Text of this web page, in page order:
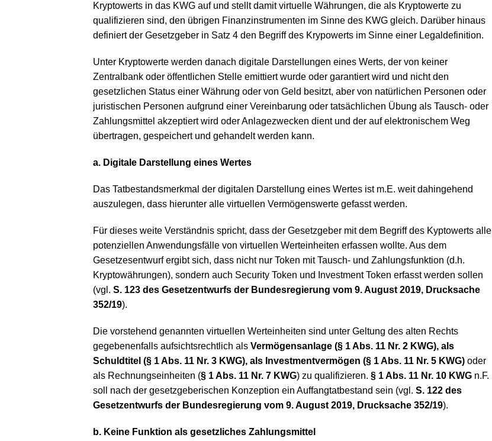
Kryptowerts in das KWG auf und stellt damit virtuelle Währungen, die als Kryptowerte zu
qualifizieren sind, den übrigen Finanzinstrumenten im Sinne des KWG gleich. Darüber hinaus
definiert der Gesetzgeber in Satz 4 den Begriff des Krypowerts im Sinne einer Legaldefinition.
Unter Kryptowerte werden danach digitale Darstellungen eines Werts, der von keiner
Zentralbank oder öffentlichen Stelle emittiert wurde oder garantiert wird und nicht den
gesetzlichen Status einer Währung oder von Geld besitzt, aber von natürlichen Personen oder
juristischen Personen aufgrund einer Vereinbarung oder tatsächlichen Übung als Tausch- oder
Zahlungsmittel akzeptiert wird oder Anlagezwecken dient und der auf elektronischem Weg
übertragen, gespeichert und gehandelt werden kann.
a. Digitale Darstellung eines Wertes
Das Tatbestandsmerkmal der digitalen Darstellung eines Wertes ist m.E. weit dahingehend
auszulegen, dass hierunter alle virtuellen Vermögenswerte gefasst werden.
Für dieses weite Verständnis spricht, dass der Gesetzgeber mit dem Begriff des Kyptowerts alle
potenziellen Anwendungsfälle von virtuellen Werteinheiten erfassen wollte. Aus dem
Gesetzesentwurf ergibt sich, dass nicht nur Token mit Tausch- und Zahlungsfunktion (d.h.
Kryptowährungen), sondern auch Security Token und Investment Token erfasst werden sollen
(vgl. S. 123 des Gesetzentwurfs der Bundesregierung vom 9. August 2019, Drucksache
352/19).
Die vorstehend genannten virtuellen Werteinheiten sind unter Geltung des alten Rechts
gegebenenfalls aufsichtsrechtlich als Vermögensanlage (§ 1 Abs. 11 Nr. 2 KWG), als
Schuldtitel (§ 1 Abs. 11 Nr. 3 KWG), als Investmentvermögen (§ 1 Abs. 11 Nr. 5 KWG) oder
als Rechnungseinheiten (§ 1 Abs. 11 Nr. 7 KWG) zu qualifizieren. § 1 Abs. 11 Nr. 10 KWG n.F.
soll nach der gesetzgeberischen Konzeption ein Auffangtatbestand sein (vgl. S. 122 des
Gesetzentwurfs der Bundesregierung vom 9. August 2019, Drucksache 352/19).
b. Keine Funktion als gesetzliches Zahlungsmittel